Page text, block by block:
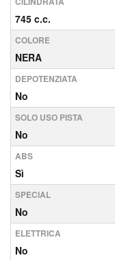
745 c.c.
COLORE
NERA
DEPOTENZIATA
No
SOLO USO PISTA
No
ABS
Sì
SPECIAL
No
ELETTRICA
No